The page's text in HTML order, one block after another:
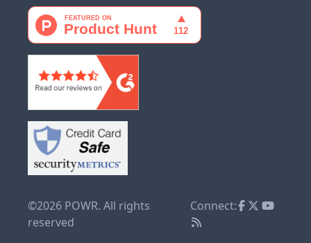
©2026 POWR. All rights
reserved
Connect: